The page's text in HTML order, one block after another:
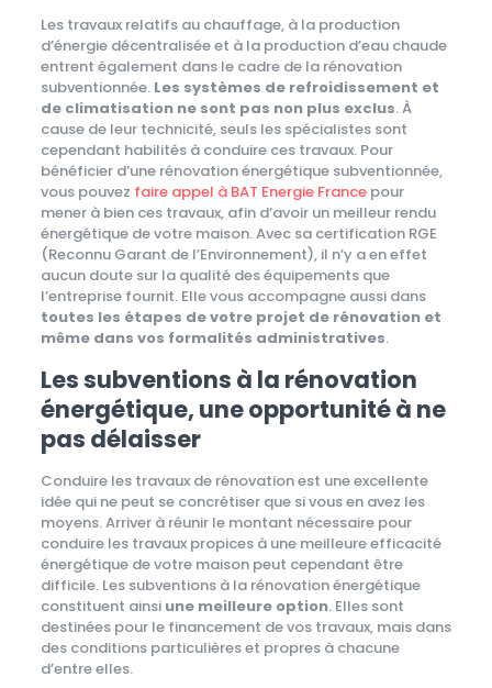
Les travaux relatifs au chauffage, à la production
d’énergie décentralisée et à la production d’eau chaude
entrent également dans le cadre de la rénovation
subventionnée. Les systèmes de refroidissement et
de climatisation ne sont pas non plus exclus. À
cause de leur technicité, seuls les spécialistes sont
cependant habilités à conduire ces travaux. Pour
bénéficier d’une rénovation énergétique subventionnée,
vous pouvez faire appel à BAT Energie Francepour
mener à bien ces travaux, afin d’avoir un meilleur rendu
énergétique de votre maison. Avec sa certification RGE
(Reconnu Garant de l’Environnement), il n’y a en effet
aucun doute sur la qualité des équipements que
l’entreprise fournit. Elle vous accompagne aussi dans
toutes les étapes de votre projet de rénovation et
même dans vos formalités administratives.
Les subventions à la rénovation
énergétique, une opportunité à ne
pas délaisser
Conduire les travaux de rénovation est une excellente
idée qui ne peut se concrétiser que si vous en avez les
moyens. Arriver à réunir le montant nécessaire pour
conduire les travaux propices à une meilleure efficacité
énergétique de votre maison peut cependant être
difficile. Les subventions à la rénovation énergétique
constituent ainsi une meilleure option. Elles sont
destinées pour le financement de vos travaux, mais dans
des conditions particulières et propres à chacune
d’entre elles.